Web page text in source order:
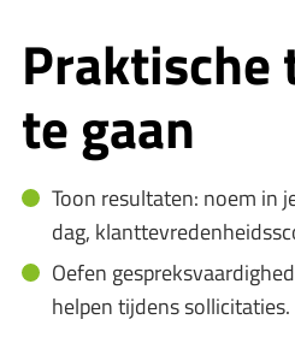
Praktische
te gaan
Toon resultaten: noem in
dag,
Oefen
helpen tijdens sollicitaties.